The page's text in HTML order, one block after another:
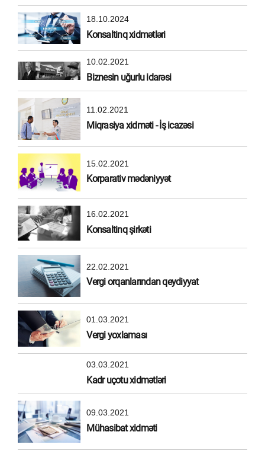
18.10.2024
Konsaltinq xidmətləri
10.02.2021
Biznesin uğurlu idarəsi
11.02.2021
Miqrasiya xidməti - İş icazəsi
15.02.2021
Korparativ mədəniyyət
16.02.2021
Konsaltinq şirkəti
22.02.2021
Vergi orqanlarından qeydiyyat
01.03.2021
Vergi yoxlaması
03.03.2021
Kadr uçotu xidmətləri
09.03.2021
Mühasibat xidməti